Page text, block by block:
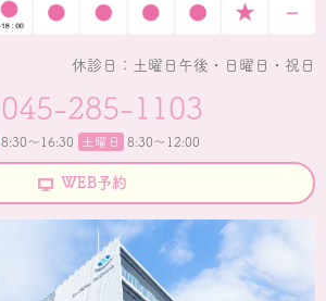
休診日：土曜日午後・日曜日・祝日
045-285-1103
8:30〜16:30 土曜日 8:30～12:00
WEB予約